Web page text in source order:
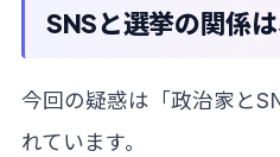
SNSと選挙の関係
今回の疑惑は「政治家と
れています。